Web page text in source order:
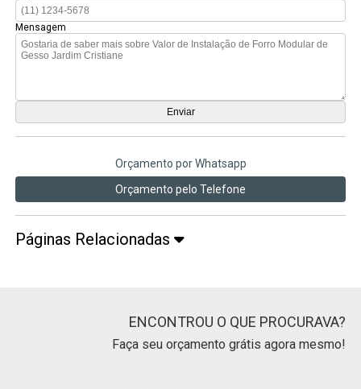
Mensagem
Orçamento por Whatsapp
Orçamento pelo Telefone
Páginas Relacionadas
ENCONTROU O QUE PROCURAVA?
Faça seu orçamento grátis agora mesmo!